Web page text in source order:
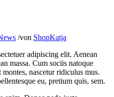
/von ShopKatja
adipiscing elit. Aenean
massa. Cum sociis natoque
nascetur ridiculus mus.
eu, pretium quis, sem.